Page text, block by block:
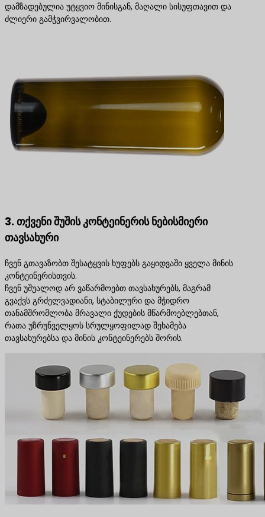
დამზადებულია უტყვიო მინისგან, მაღალი სისუფთავით და
ძლიერი გამჭვირვალობით.
3. თქვენი შუშის კონტეინერის ნებისმიერი
თავსახური
ჩვენ გთავაზობთ შესატყვის ხუფებს გაყიდვაში ყველა მინის
კონტეინერისთვის.
ჩვენ უშუალოდ არ ვაწარმოებთ თავსახურებს, მაგრამ
გვაქვს გრძელვადიანი, სტაბილური და მჭიდრო
თანამშრომლობა მრავალი ქუდების მწარმოებლებთან,
რათა უზრუნველყოს სრულყოფილად შეხამება
თავსახურებსა და მინის კონტეინერებს შორის.